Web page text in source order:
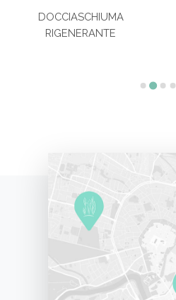
DOCCIASCHIUMA
RIGENERANTE